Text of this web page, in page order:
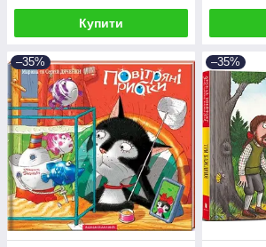
Купити
–35% –35%